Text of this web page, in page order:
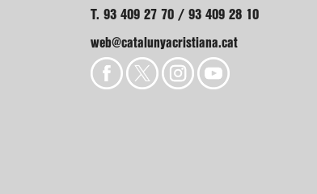
T. 93 409 27 70 / 93 409 28 10
web@catalunyacristiana.cat